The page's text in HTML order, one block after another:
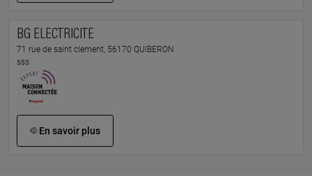
BG ELECTRICITE
71 rue de saint clement, 56170 QUIBERON
sss
En savoir plus